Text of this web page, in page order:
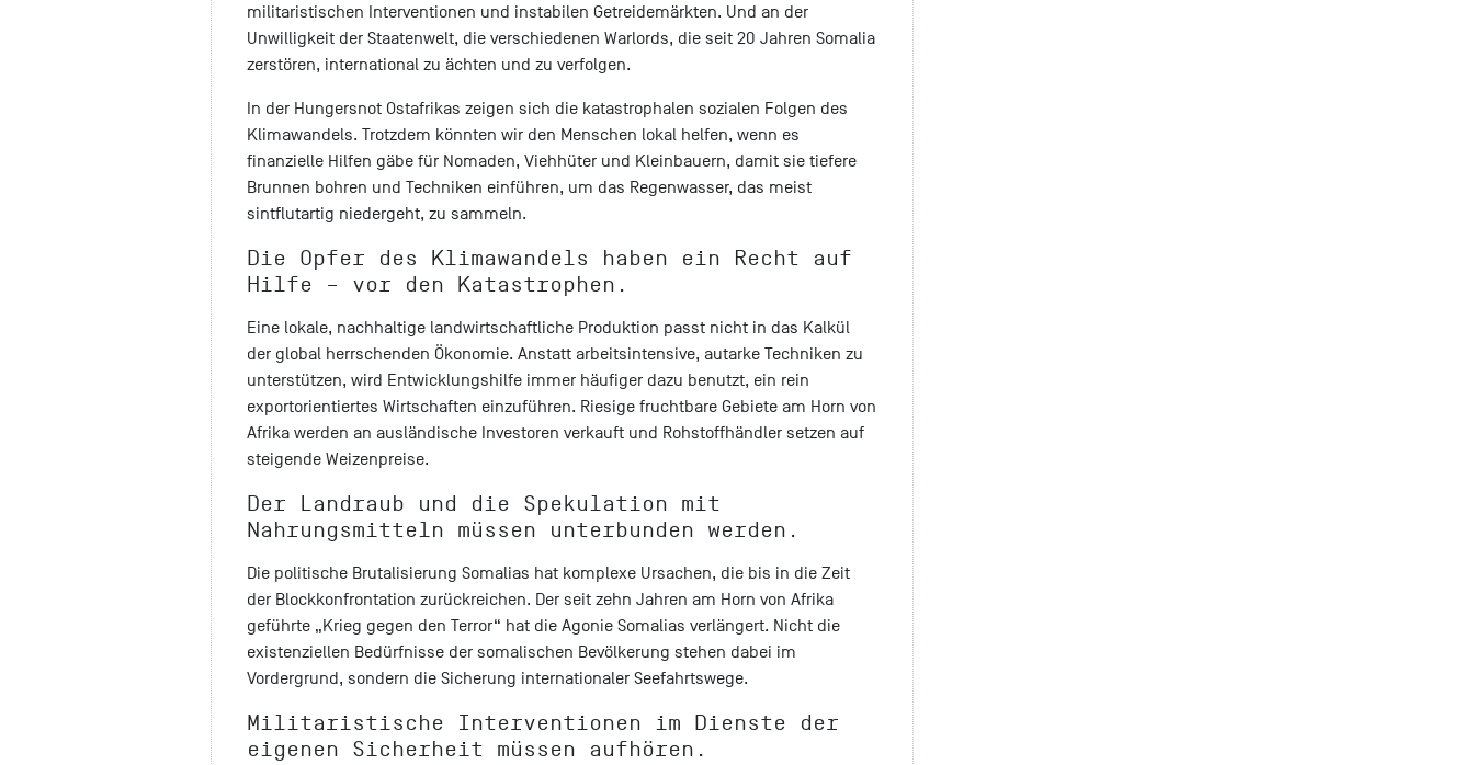
militaristischen Interventionen und instabilen Getreidemärkten. Und an der
Unwilligkeit der Staatenwelt, die verschiedenen Warlords, die seit 20 Jahren Somalia
zerstören, international zu ächten und zu verfolgen.
In der Hungersnot Ostafrikas zeigen sich die katastrophalen sozialen Folgen des
Klimawandels. Trotzdem könnten wir den Menschen lokal helfen, wenn es
finanzielle Hilfen gäbe für Nomaden, Viehhüter und Kleinbauern, damit sie tiefere
Brunnen bohren und Techniken einführen, um das Regenwasser, das meist
sintflutartig niedergeht, zu sammeln.
Die Opfer des Klimawandels haben ein Recht auf
Hilfe – vor den Katastrophen.
Eine lokale, nachhaltige landwirtschaftliche Produktion passt nicht in das Kalkül
der global herrschenden Ökonomie. Anstatt arbeitsintensive, autarke Techniken zu
unterstützen, wird Entwicklungshilfe immer häufiger dazu benutzt, ein rein
exportorientiertes Wirtschaften einzuführen. Riesige fruchtbare Gebiete am Horn von
Afrika werden an ausländische Investoren verkauft und Rohstoffhändler setzen auf
steigende Weizenpreise.
Der Landraub und die Spekulation mit
Nahrungsmitteln müssen unterbunden werden.
Die politische Brutalisierung Somalias hat komplexe Ursachen, die bis in die Zeit
der Blockkonfrontation zurückreichen. Der seit zehn Jahren am Horn von Afrika
geführte „Krieg gegen den Terror“ hat die Agonie Somalias verlängert. Nicht die
existenziellen Bedürfnisse der somalischen Bevölkerung stehen dabei im
Vordergrund, sondern die Sicherung internationaler Seefahrtswege.
Militaristische Interventionen im Dienste der
eigenen Sicherheit müssen aufhören.